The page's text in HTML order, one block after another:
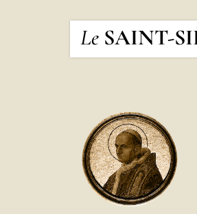
Le SAINT-